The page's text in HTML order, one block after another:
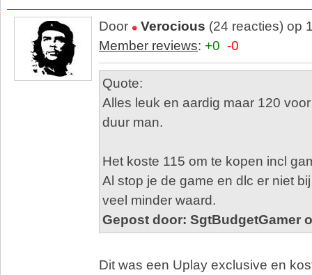
Door Verocious (24 reacties) op
Member reviews: +0 -0
Quote:
Alles leuk en aardig maar 120
duur man.
Het koste 115 om te kopen incl
Al stop je de game en dlc er niet
veel minder waard.
Gepost door: SgtBudgetGamer
Dit was een Uplay exclusive en